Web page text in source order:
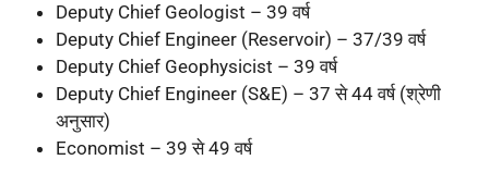
Deputy Chief Geologist – 39 वर्ष
Deputy Chief Engineer (Reservoir) – 37/39 वर्ष
Deputy Chief Geophysicist – 39 वर्ष
Deputy Chief Engineer (S&E) – 37 से 44 वर्ष (श्रेणी
अनुसार)
Economist – 39 से 49 वर्ष